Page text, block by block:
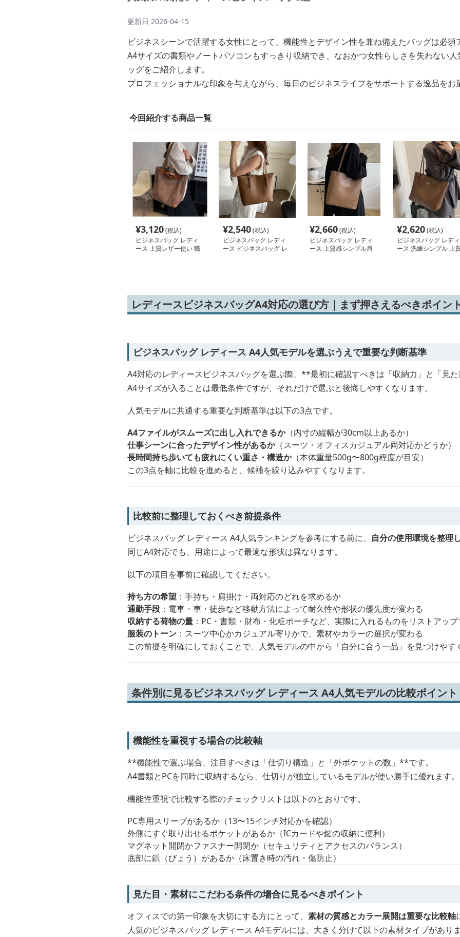
更新日 2026-04-15
ビジネスシーンで活躍する女性にとって、機能性とデザイン性を兼ね備えたバッグは必須
A4サイズの書類やノートパソコンもすっきり収納でき、なおかつ女性らしさを失わない
ッグをご紹介します。
プロフェッショナルな印象を与えながら、毎日のビジネスライフをサポートする逸品をお
今回紹介する商品一覧
¥3,120(税込)
ビジネスバッグ レディ
ース 上質レザー使い 職
¥2,540(税込)
ビジネスバッグ レディ
ース ビジネスバッグ レ
¥2,660(税込)
ビジネスバッグ レディ
ース 上質感シンプル肩
¥2,620(税込)
ビジネスバッグ レディ
ース 洗練シンプル 上
レディースビジネスバッグA4対応の選び方｜まず押さえるべきポイント
ビジネスバッグ レディース A4人気モデルを選ぶうえで重要な判断基準
A4対応のレディースビジネスバッグを選ぶ際、**最初に確認すべきは「収納力」と「見た
A4サイズが入ることは最低条件ですが、それだけで選ぶと後悔しやすくなります。
人気モデルに共通する重要な判断基準は以下の3点です。
A4ファイルがスムーズに出し入れできるか（内寸の縦幅が30cm以上あるか）
仕事シーンに合ったデザイン性があるか（スーツ・オフィスカジュアル両対応かどうか）
長時間持ち歩いても疲れにくい重さ・構造か（本体重量500g〜800g程度が目安）
この3点を軸に比較を進めると、候補を絞り込みやすくなります。
比較前に整理しておくべき前提条件
ビジネスバッグ レディース A4人気ランキングを参考にする前に、 自分の使用環境を整理
同じA4対応でも、用途によって最適な形状は異なります。
以下の項目を事前に確認してください。
持ち方の希望 ：手持ち・肩掛け・両対応のどれを求めるか
通勤手段 ：電車・車・徒歩など移動方法によって耐久性や形状の優先度が変わる
収納する荷物の量 ：PC・書類・財布・化粧ポーチなど、実際に入れるものをリストアップ
服装のトーン ：スーツ中心かカジュアル寄りかで、素材やカラーの選択が変わる
この前提を明確にしておくことで、人気モデルの中から「自分に合う一品」を見つけやす
条件別に見るビジネスバッグ レディース A4人気モデルの比較ポイント
機能性を重視する場合の比較軸
**機能性で選ぶ場合、注目すべきは「仕切り構造」と「外ポケットの数」**です。
A4書類とPCを同時に収納するなら、仕切りが独立しているモデルが使い勝手に優れます。
機能性重視で比較する際のチェックリストは以下のとおりです。
PC専用スリーブがあるか（13〜15インチ対応かを確認）
外側にすぐ取り出せるポケットがあるか（ICカードや鍵の収納に便利）
マグネット開閉かファスナー開閉か（セキュリティとアクセスのバランス）
底部に鋲（びょう）があるか（床置き時の汚れ・傷防止）
見た目・素材にこだわる条件の場合に見るべきポイント
オフィスでの第一印象を大切にする方にとって、 素材の質感とカラー展開は重要な比較軸
人気のビジネスバッグ レディース A4モデルには、大きく分けて以下の素材タイプがありま